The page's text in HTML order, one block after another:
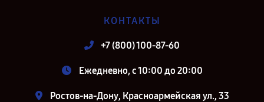
КОНТАКТЫ
+7 (800) 100-87-60
Ежедневно, с 10:00 до 20:00
Ростов-на-Дону, Красноармейская ул., 33